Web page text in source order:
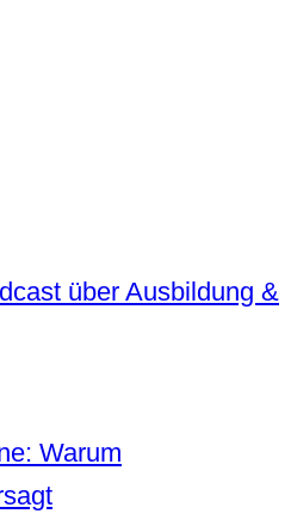
über Ausbildung &
Warum